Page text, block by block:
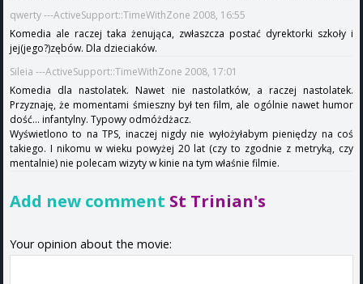
qwerty ---ActiveSupport::TimeWithZone 2008, 16:55
Komedia ale raczej taka żenująca, zwłaszcza postać dyrektorki szkoły i
jej(jego?)zębów. Dla dzieciaków.
Sileia ---ActiveSupport::TimeWithZone 2008, 17:01
Komedia dla nastolatek. Nawet nie nastolatków, a raczej nastolatek.
Przyznaję, że momentami śmieszny był ten film, ale ogólnie nawet humor
dość... infantylny. Typowy odmóżdżacz.
Wyświetlono to na TPS, inaczej nigdy nie wyłożyłabym pieniędzy na coś
takiego. I nikomu w wieku powyżej 20 lat (czy to zgodnie z metryką, czy
mentalnie) nie polecam wizyty w kinie na tym właśnie filmie.
Add new comment St Trinian's
Your opinion about the movie: